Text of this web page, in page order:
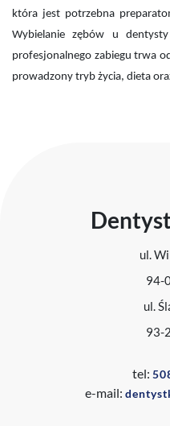
która jest potrzebna
Wybielanie zębów u
profesjonalnego zabiegu trwa
prowadzony tryb życia, dieta
ul.
94-
ul.
93-
tel:
e-mail: